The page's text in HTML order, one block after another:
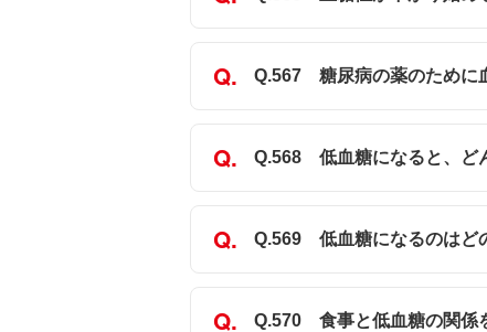
Q.567 糖尿病の薬のために
Q.568 低血糖になると、ど
Q.569 低血糖になるのはど
Q.570 食事と低血糖の関係